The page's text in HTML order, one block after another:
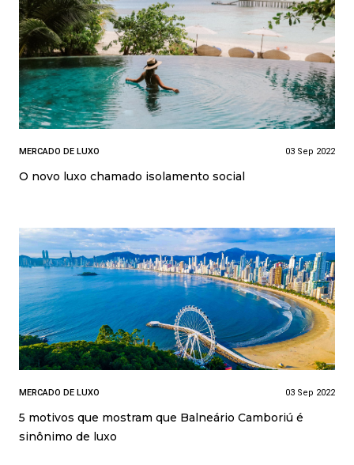
MERCADO DE LUXO 03 Sep 2022
O novo luxo chamado isolamento social
MERCADO DE LUXO 03 Sep 2022
5 motivos que mostram que Balneário Camboriú é
sinônimo de luxo